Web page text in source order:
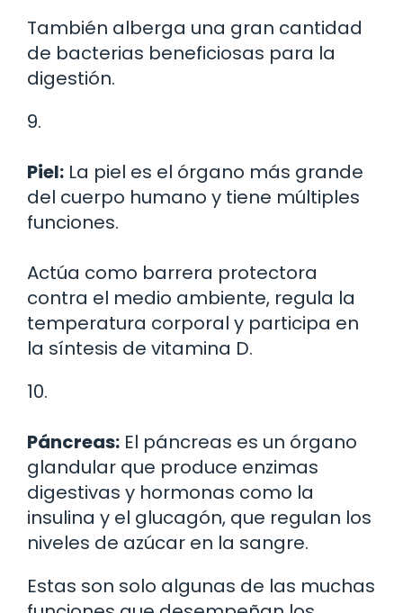
También alberga una gran cantidad
de bacterias beneficiosas para la
digestión.
9.
Piel: La piel es el órgano más grande
del cuerpo humano y tiene múltiples
funciones.
Actúa como barrera protectora
contra el medio ambiente, regula la
temperatura corporal y participa en
la síntesis de vitamina D.
10.
Páncreas: El páncreas es un órgano
glandular que produce enzimas
digestivas y hormonas como la
insulina y el glucagón, que regulan los
niveles de azúcar en la sangre.
Estas son solo algunas de las muchas